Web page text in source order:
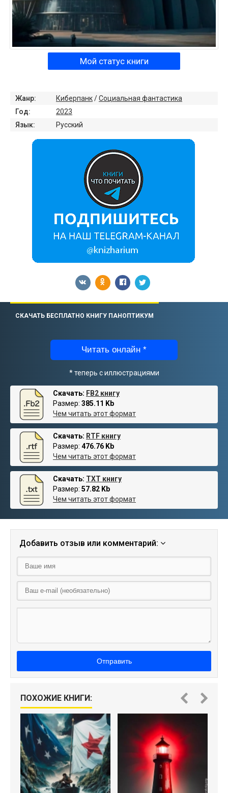
Мой статус книги
Жанр: Киберпанк/Социальная фантастика
Год:
2023
Язык:
Русский
СКАЧАТЬ БЕСПЛАТНО КНИГУ ПАНОПТИКУМ
Читать онлайн *
* теперь с иллюстрациями
Скачать: FB2 книгу
Размер: 385.11 Kb
Чем читать этот формат
Скачать: RTF книгу
Размер: 476.76 Kb
Чем читать этот формат
Скачать: TXT книгу
Размер: 57.82 Kb
Чем читать этот формат
Добавить отзыв или комментарий:
Отправить
ПОХОЖИЕ КНИГИ: